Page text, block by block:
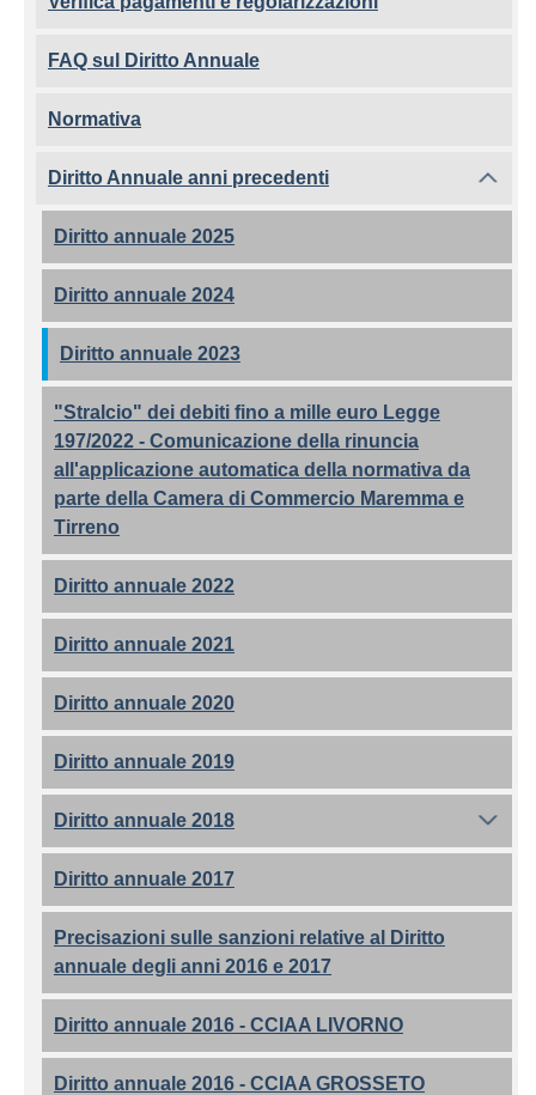
FAQ sul Diritto Annuale
Normativa
Diritto Annuale anni precedenti
Diritto annuale 2025
Diritto annuale 2024
Diritto annuale 2023
"Stralcio" dei debiti fino a mille euro Legge
197/2022 - Comunicazione della rinuncia
all'applicazione automatica della normativa da
parte della Camera di Commercio Maremma e
Tirreno
Diritto annuale 2022
Diritto annuale 2021
Diritto annuale 2020
Diritto annuale 2019
Diritto annuale 2018
Diritto annuale 2017
Precisazioni sulle sanzioni relative al Diritto
annuale degli anni 2016 e 2017
Diritto annuale 2016 - CCIAA LIVORNO
Diritto annuale 2016 - CCIAA GROSSETO